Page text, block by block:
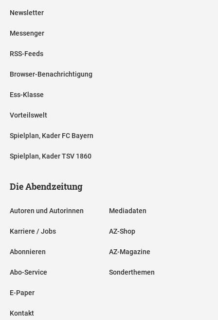
Newsletter
Messenger
RSS-Feeds
Browser-Benachrichtigung
Ess-Klasse
Vorteilswelt
Spielplan, Kader FC Bayern
Spielplan, Kader TSV 1860
Die Abendzeitung
Autoren und Autorinnen
Karriere / Jobs
Abonnieren
Abo-Service
E-Paper
Kontakt
Mediadaten
AZ-Shop
AZ-Magazine
Sonderthemen